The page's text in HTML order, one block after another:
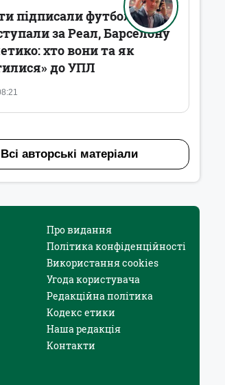
підписали футболістів,
за Реал, Барселону
хто вони та як
до УПЛ
Всі авторські матеріали
Про видання
Політика конфіденційності
Використання cookies
Угода користувача
Редакційна політика
Кодекс етики
Наша редакція
Контакти